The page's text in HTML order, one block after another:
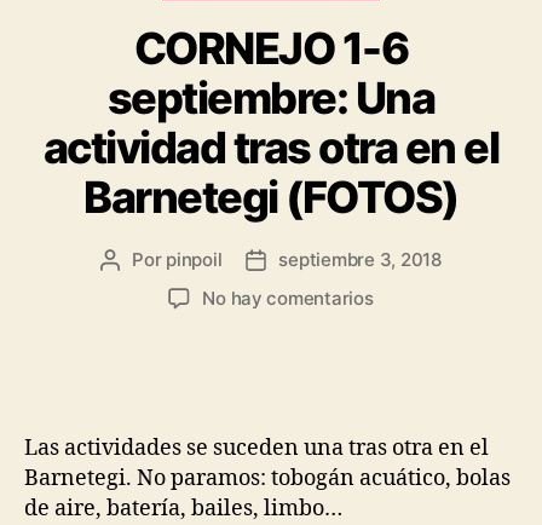
CORNEJO 1-6
septiembre: Una
actividad tras otra en el
Barnetegi (FOTOS)
Por pinpoil
septiembre 3, 2018
No hay comentarios
Las actividades se suceden una tras otra en el
Barnetegi. No paramos: tobogán acuático, bolas
de aire, batería, bailes, limbo…